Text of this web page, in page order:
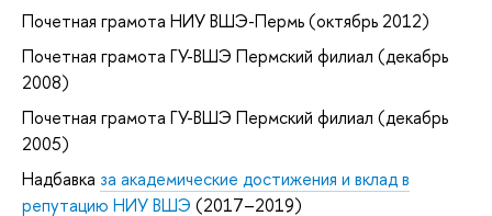
Почетная грамота НИУ ВШЭ-Пермь (октябрь 2012)
Почетная грамота ГУ-ВШЭ Пермский филиал (декабрь
2008)
Почетная грамота ГУ-ВШЭ Пермский филиал (декабрь
2005)
Надбавка за академические достижения и вклад в
репутацию НИУ ВШЭ (2017–2019)